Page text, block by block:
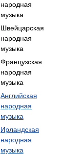
народная
музыка
Швейцарская
народная
музыка
Французская
народная
музыка
Английская
народная
музыка
Ирландская
народная
музыка